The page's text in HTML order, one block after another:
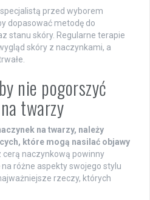
przed wyborem
dopasować metodę do
stanu skóry. Regularne terapie
skóry z naczynkami, a
nie pogorszyć
twarzy
na twarzy, należy
które mogą nasilać objawy
cerą naczynkową powinny
różne aspekty swojego stylu
rzeczy, których